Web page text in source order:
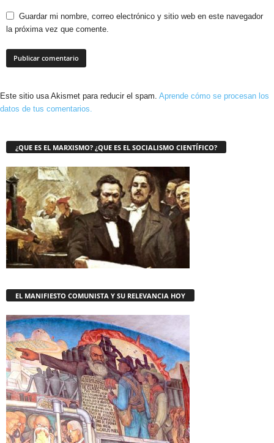
Guardar mi nombre, correo electrónico y sitio web en este navegador
la próxima vez que comente.
Este sitio usa Akismet para reducir el spam. Aprende cómo se procesan los
datos de tus comentarios.
¿QUE ES EL MARXISMO? ¿QUE ES EL SOCIALISMO CIENTÍFICO?
EL MANIFIESTO COMUNISTA Y SU RELEVANCIA HOY